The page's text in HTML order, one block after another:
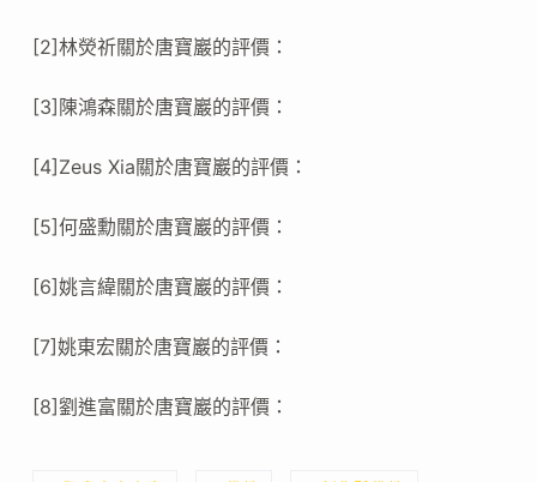
[2]林熒祈關於唐寶巖的評價：
[3]陳鴻森關於唐寶巖的評價：
[4]Zeus Xia關於唐寶巖的評價：
[5]何盛勳關於唐寶巖的評價：
[6]姚言緯關於唐寶巖的評價：
[7]姚東宏關於唐寶巖的評價：
[8]劉進富關於唐寶巖的評價：